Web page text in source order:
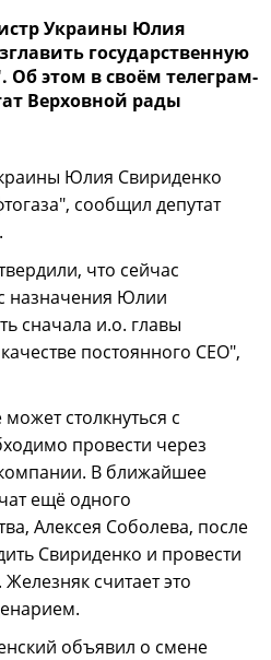
Украины Юлия
государственную
этом в своём телеграм-
Верховной рады
Юлия Свириденко
сообщил депутат
что сейчас
назначения Юлии
сначала и.о. главы
постоянного CEO",
столкнуться с
провести через
В ближайшее
ещё одного
Алексея Соболева, после
Свириденко и провести
считает это
объявил о смене